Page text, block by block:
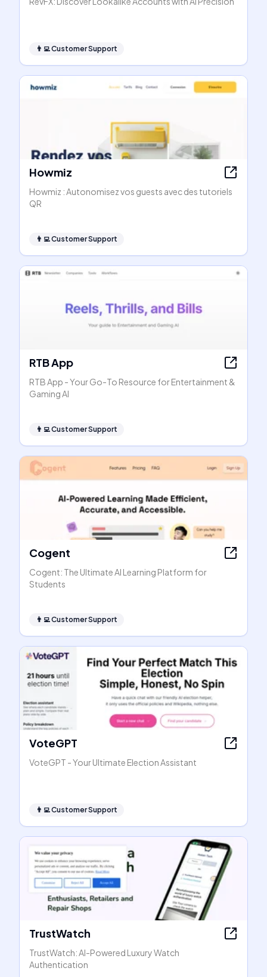
👨‍💻Customer Support
Howmiz
Howmiz : Autonomisez vos guests avec des tutoriels
QR
👨‍💻Customer Support
RTB App
RTB App - Your Go-To Resource for Entertainment &
Gaming AI
👨‍💻Customer Support
Cogent
Cogent: The Ultimate AI Learning Platform for
Students
👨‍💻Customer Support
VoteGPT
VoteGPT - Your Ultimate Election Assistant
👨‍💻Customer Support
TrustWatch
TrustWatch: AI-Powered Luxury Watch
Authentication